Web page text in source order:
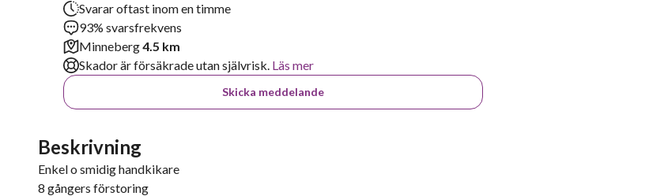
Svarar oftast inom en timme
93% svarsfrekvens
Minneberg4.5 km
Skador är försäkrade utan självrisk. Läs mer
Skicka meddelande
Beskrivning
Enkel o smidig handkikare
8 gångers förstoring